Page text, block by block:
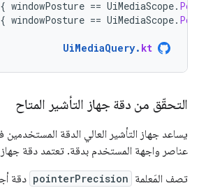
{ windowPosture == UiMediaScope.
{ windowPosture == UiMediaScope.
UiMediaQuery. kt
التحقّق من دقة جهاز التأشير المتاح
يساعد جهاز التأشير العالي الدقة المستخدمين
عناصر واجهة المستخدم بدقة. تعتمد دقة جهاز
تصف المَعلمة pointerPrecision دقة